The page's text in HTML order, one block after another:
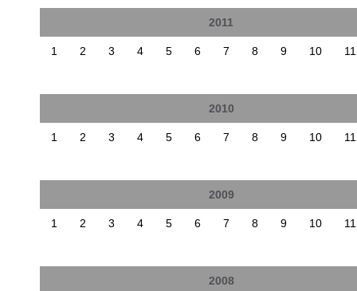
2011
1 2 3 4 5 6 7 8 9 10 11
2010
1 2 3 4 5 6 7 8 9 10 11
2009
1 2 3 4 5 6 7 8 9 10 11
2008